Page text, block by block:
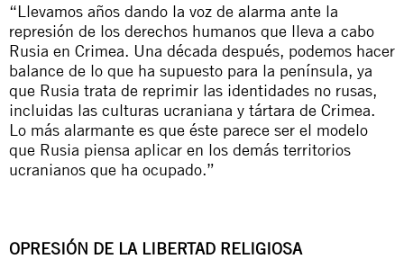
“Llevamos años dando la voz de alarma ante la
represión de los derechos humanos que lleva a cabo
Rusia en Crimea. Una década después, podemos hacer
balance de lo que ha supuesto para la península, ya
que Rusia trata de reprimir las identidades no rusas,
incluidas las culturas ucraniana y tártara de Crimea.
Lo más alarmante es que éste parece ser el modelo
que Rusia piensa aplicar en los demás territorios
ucranianos que ha ocupado.”
OPRESIÓN DE LA LIBERTAD RELIGIOSA